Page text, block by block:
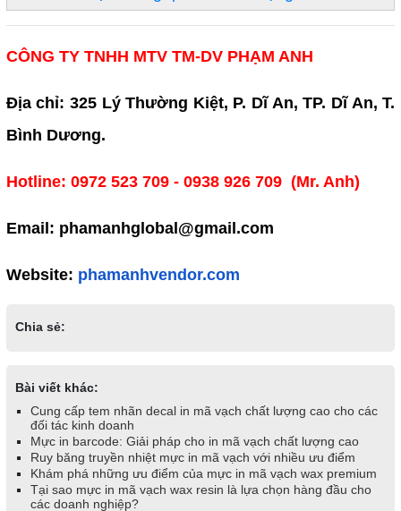
CÔNG TY TNHH MTV TM-DV PHẠM ANH
Địa chỉ: 325 Lý Thường Kiệt, P. Dĩ An, TP. Dĩ An, T.
Bình Dương.
Hotline: 0972 523 709 - 0938 926 709 (Mr. Anh)
Email: phamanhglobal@gmail.com
Website: phamanhvendor.com
Chia sẻ:
Bài viết khác:
Cung cấp tem nhãn decal in mã vạch chất lượng cao cho các
đối tác kinh doanh
Mực in barcode: Giải pháp cho in mã vạch chất lượng cao
Ruy băng truyền nhiệt mực in mã vạch với nhiều ưu điểm
Khám phá những ưu điểm của mực in mã vạch wax premium
Tại sao mực in mã vạch wax resin là lựa chọn hàng đầu cho
các doanh nghiệp?